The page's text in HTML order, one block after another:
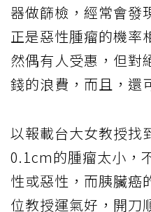
器做篩檢，經常會發
正是惡性腫瘤的機率
然偶有人受惠，但對
錢的浪費，而且，還
以報載台大女教授找
0.1cm的腫瘤太小，
性或惡性，而胰臟癌
位教授運氣好，開刀